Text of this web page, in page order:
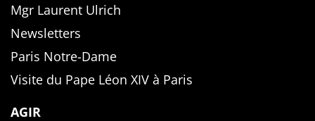
Mgr Laurent Ulrich
Newsletters
Paris Notre-Dame
Visite du Pape Léon XIV à Paris
AGIR